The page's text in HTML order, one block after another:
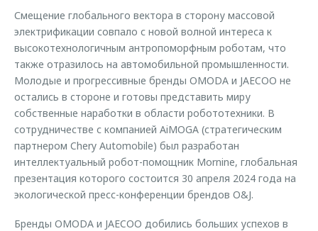
Смещение глобального вектора в сторону массовой
электрификации совпало с новой волной интереса к
высокотехнологичным антропоморфным роботам, что
также отразилось на автомобильной промышленности.
Молодые и прогрессивные бренды OMODA и JAECOO не
остались в стороне и готовы представить миру
собственные наработки в области робототехники. В
сотрудничестве с компанией AiMOGA (стратегическим
партнером Chery Automobile) был разработан
интеллектуальный робот-помощник Mornine, глобальная
презентация которого состоится 30 апреля 2024 года на
экологической пресс-конференции брендов O&J.
Бренды OMODA и JAECOO добились больших успехов в